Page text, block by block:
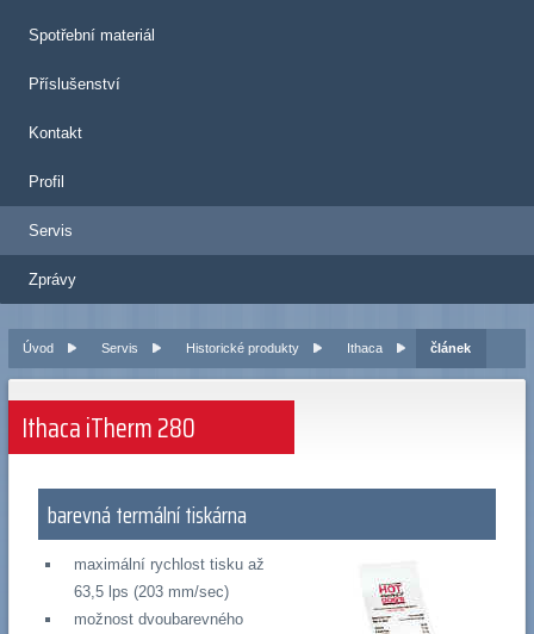
Spotřební materiál
Příslušenství
Kontakt
Profil
Servis
Zprávy
Úvod Servis Historické produkty Ithaca článek
Ithaca iTherm 280
barevná termální tiskárna
maximální rychlost tisku až
63,5 lps (203 mm/sec)
možnost dvoubarevného